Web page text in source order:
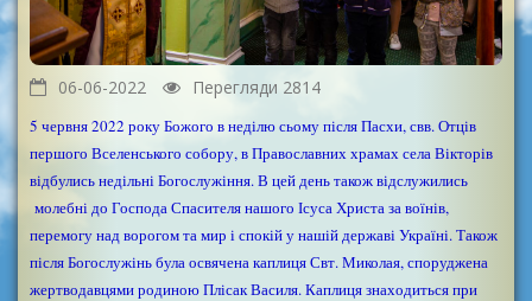
06-06-2022 Перегляди 2814
5 червня 2022 року Божого в неділю сьому після Пасхи, свв. Отців
першого Вселенського собору, в Православних храмах села Вікторів
відбулись недільні Богослужіння. В цей день також відслужились
молебні до Господа Спасителя нашого Ісуса Христа за воїнів,
перемогу над ворогом та мир і спокій у нашій державі Україні. Також
після Богослужінь була освячена каплиця Свт. Миколая, споруджена
жертводавцями родиною Плісак Василя. Каплиця знаходиться при